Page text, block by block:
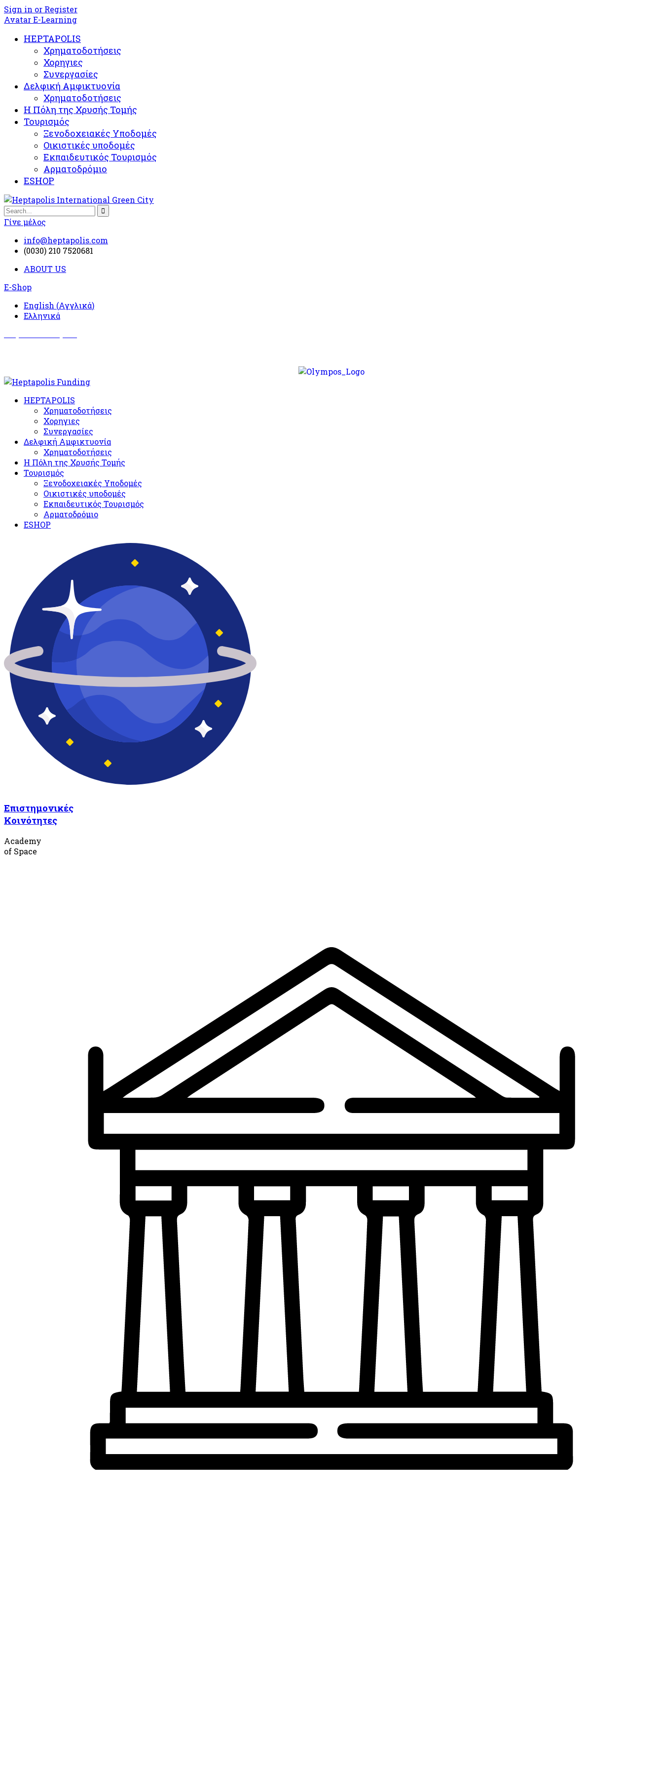
Sign in or Register
Avatar E-Learning
HEPTAPOLIS
Χρηματοδοτήσεις
Χορηγιες
Συνεργασίες
Δελφική Αμφικτυονία
Χρηματοδοτήσεις
Η Πόλη της Χρυσής Τομής
Τουρισμός
Ξενοδοχειακές Υποδομές​
Oικιστικές υποδομές
Εκπαιδευτικός Τουρισμός
Αρματοδρόμιο
ESHOP
Γίνε μέλος
info@heptapolis.com
(0030) 210 7520681
ABOUT US
E-Shop
English (Αγγλικά)
Ελληνικά
HEPTAPOLIS
Χρηματοδοτήσεις
Χορηγιες
Συνεργασίες
Δελφική Αμφικτυονία
Χρηματοδοτήσεις
Η Πόλη της Χρυσής Τομής
Τουρισμός
Ξενοδοχειακές Υποδομές​
Oικιστικές υποδομές
Εκπαιδευτικός Τουρισμός
Αρματοδρόμιο
ESHOP
Επιστημονικές
Κοινότητες
Academy
of Space